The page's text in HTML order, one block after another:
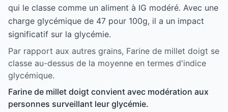
qui le classe comme un aliment à IG modéré. Avec une
charge glycémique de 47 pour 100g, il a un impact
significatif sur la glycémie.
Par rapport aux autres grains, Farine de millet doigt se
classe au-dessus de la moyenne en termes d'indice
glycémique.
Farine de millet doigt convient avec modération aux
personnes surveillant leur glycémie.